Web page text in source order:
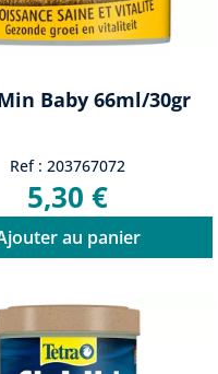
Baby 66ml/30gr
Ref : 203767072
5,30 €
au panier